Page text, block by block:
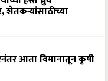
शेतकऱ्यांसाठीच्या
आता विमानातून कृषी